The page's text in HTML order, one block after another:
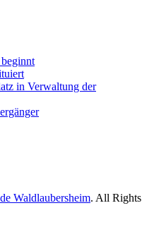
in Verwaltung der
Waldlaubersheim. All Rights